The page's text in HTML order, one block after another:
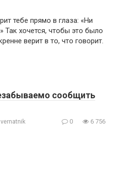
тебе прямо в глаза: «Ни
Так хочется, чтобы это было
верит в то, что говорит.
сообщить
vernatnik 0 6 756